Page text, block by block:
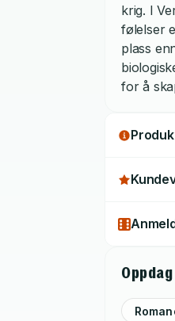
krig. I
følelser
plass
for å